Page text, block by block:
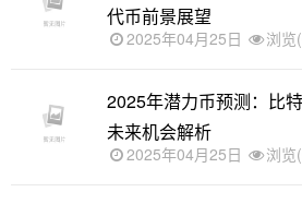
代币前景展望
2025年04月25日 浏览
2025年潜力币预测：比
未来机会解析
2025年04月25日 浏览